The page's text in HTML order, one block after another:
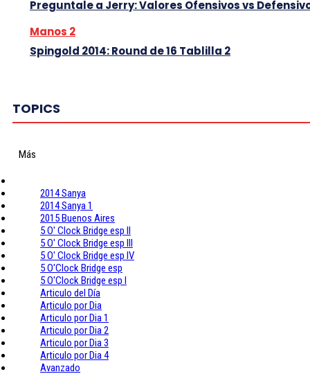
Preguntale a Jerry: Valores Ofensivos vs
Manos 2
Spingold 2014: Round de 16 Tablilla 2
TOPICS
Más
2014 Sanya
2014 Sanya 1
2015 Buenos Aires
5 O' Clock Bridge esp II
5 O' Clock Bridge esp III
5 O' Clock Bridge esp IV
5 O'Clock Bridge esp
5 O'Clock Bridge esp I
Articulo del Día
Articulo por Dia
Articulo por Dia 1
Articulo por Dia 2
Articulo por Dia 3
Articulo por Dia 4
Avanzado